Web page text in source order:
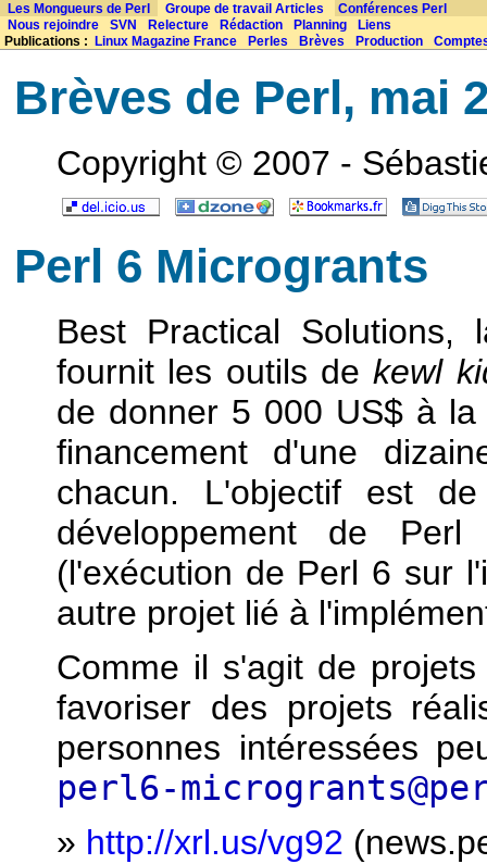
Les Mongueurs de Perl Groupe de travail Articles
Conférences Perl
Nous rejoindre
SVN Relecture Rédaction Planning
Liens
Publications : Linux Magazine France Perles Brèves Production
Brèves de Perl, mai
Copyright © 2007 -
Perl 6 Microgrants
Best Practical
fournit les outils dekewl
de donner 5 000 US$ à
financement d'une
chacun. L'objectif est
développement de
(l'exécution de Perl 6 sur
autre projet lié à
Comme il s'agit de
favoriser des projets
personnes intéressées
perl6-
» http://xrl.us/vg92